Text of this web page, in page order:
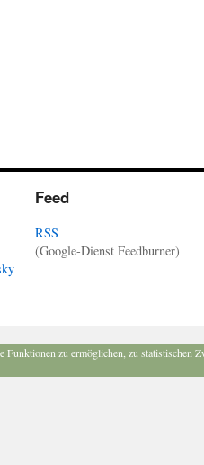
Feed
RSS
(Google-Dienst Feedburner)
Funktionen zu ermöglichen, zu